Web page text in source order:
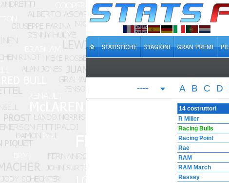
---- A B C D
14 costruttori
R Miller
Racing Bulls
Racing Point
Rae
RAM
RAM March
Rassey